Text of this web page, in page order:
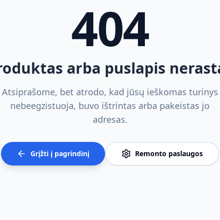
404
arba puslapis
Atsiprašome, bet atrodo, kad jūsų ieškomas turinys
nebeegzistuoja, buvo ištrintas arba pakeistas jo
adresas.
Grįžti į pagrindinį Remonto paslaugos